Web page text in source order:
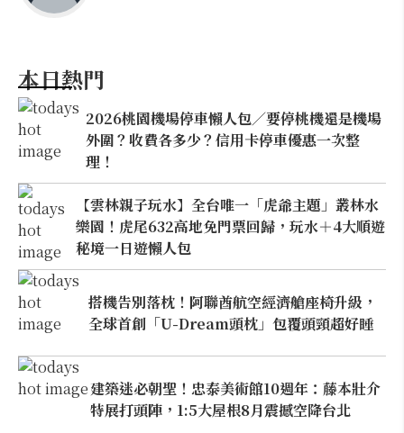
本日熱門
2026桃園機場停車懶人包／要停桃機還是機場
外圍？收費各多少？信用卡停車優惠一次整
理！
【雲林親子玩水】全台唯一「虎爺主題」叢林水
樂園！虎尾632高地免門票回歸，玩水＋4大順遊
秘境一日遊懶人包
搭機告別落枕！阿聯酋航空經濟艙座椅升級，
全球首創「U-Dream頭枕」包覆頭頸超好睡
建築迷必朝聖！忠泰美術館10週年：藤本壯介
特展打頭陣，1:5大屋根8月震撼空降台北